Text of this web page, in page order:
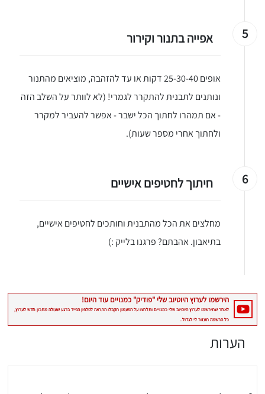
5 אפייה בתנור וקירור
אופים 25-30-40 דקות או עד להזהבה, מוציאים מהתנור
ונותנים לתבנית להתקרר לגמרי! (לא לוותר על השלב הזה
- אם תמהרו לחתוך הכל ישבר - אפשר להעביר למקרר
ולחתוך אחרי מספר שעות).
6 חיתוך לחטיפים אישיים
מחלצים את הכל מהתבנית וחותכים לחטיפים אישיים,
בתיאבון. אהבתם? פרגנו בלייק :)
הערות